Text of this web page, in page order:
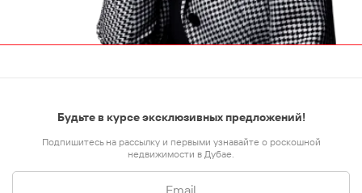
Будьте в курсе эксклюзивных предложений!
Подпишитесь на рассылку и первыми узнавайте о роскошной
недвижимости в Дубае.